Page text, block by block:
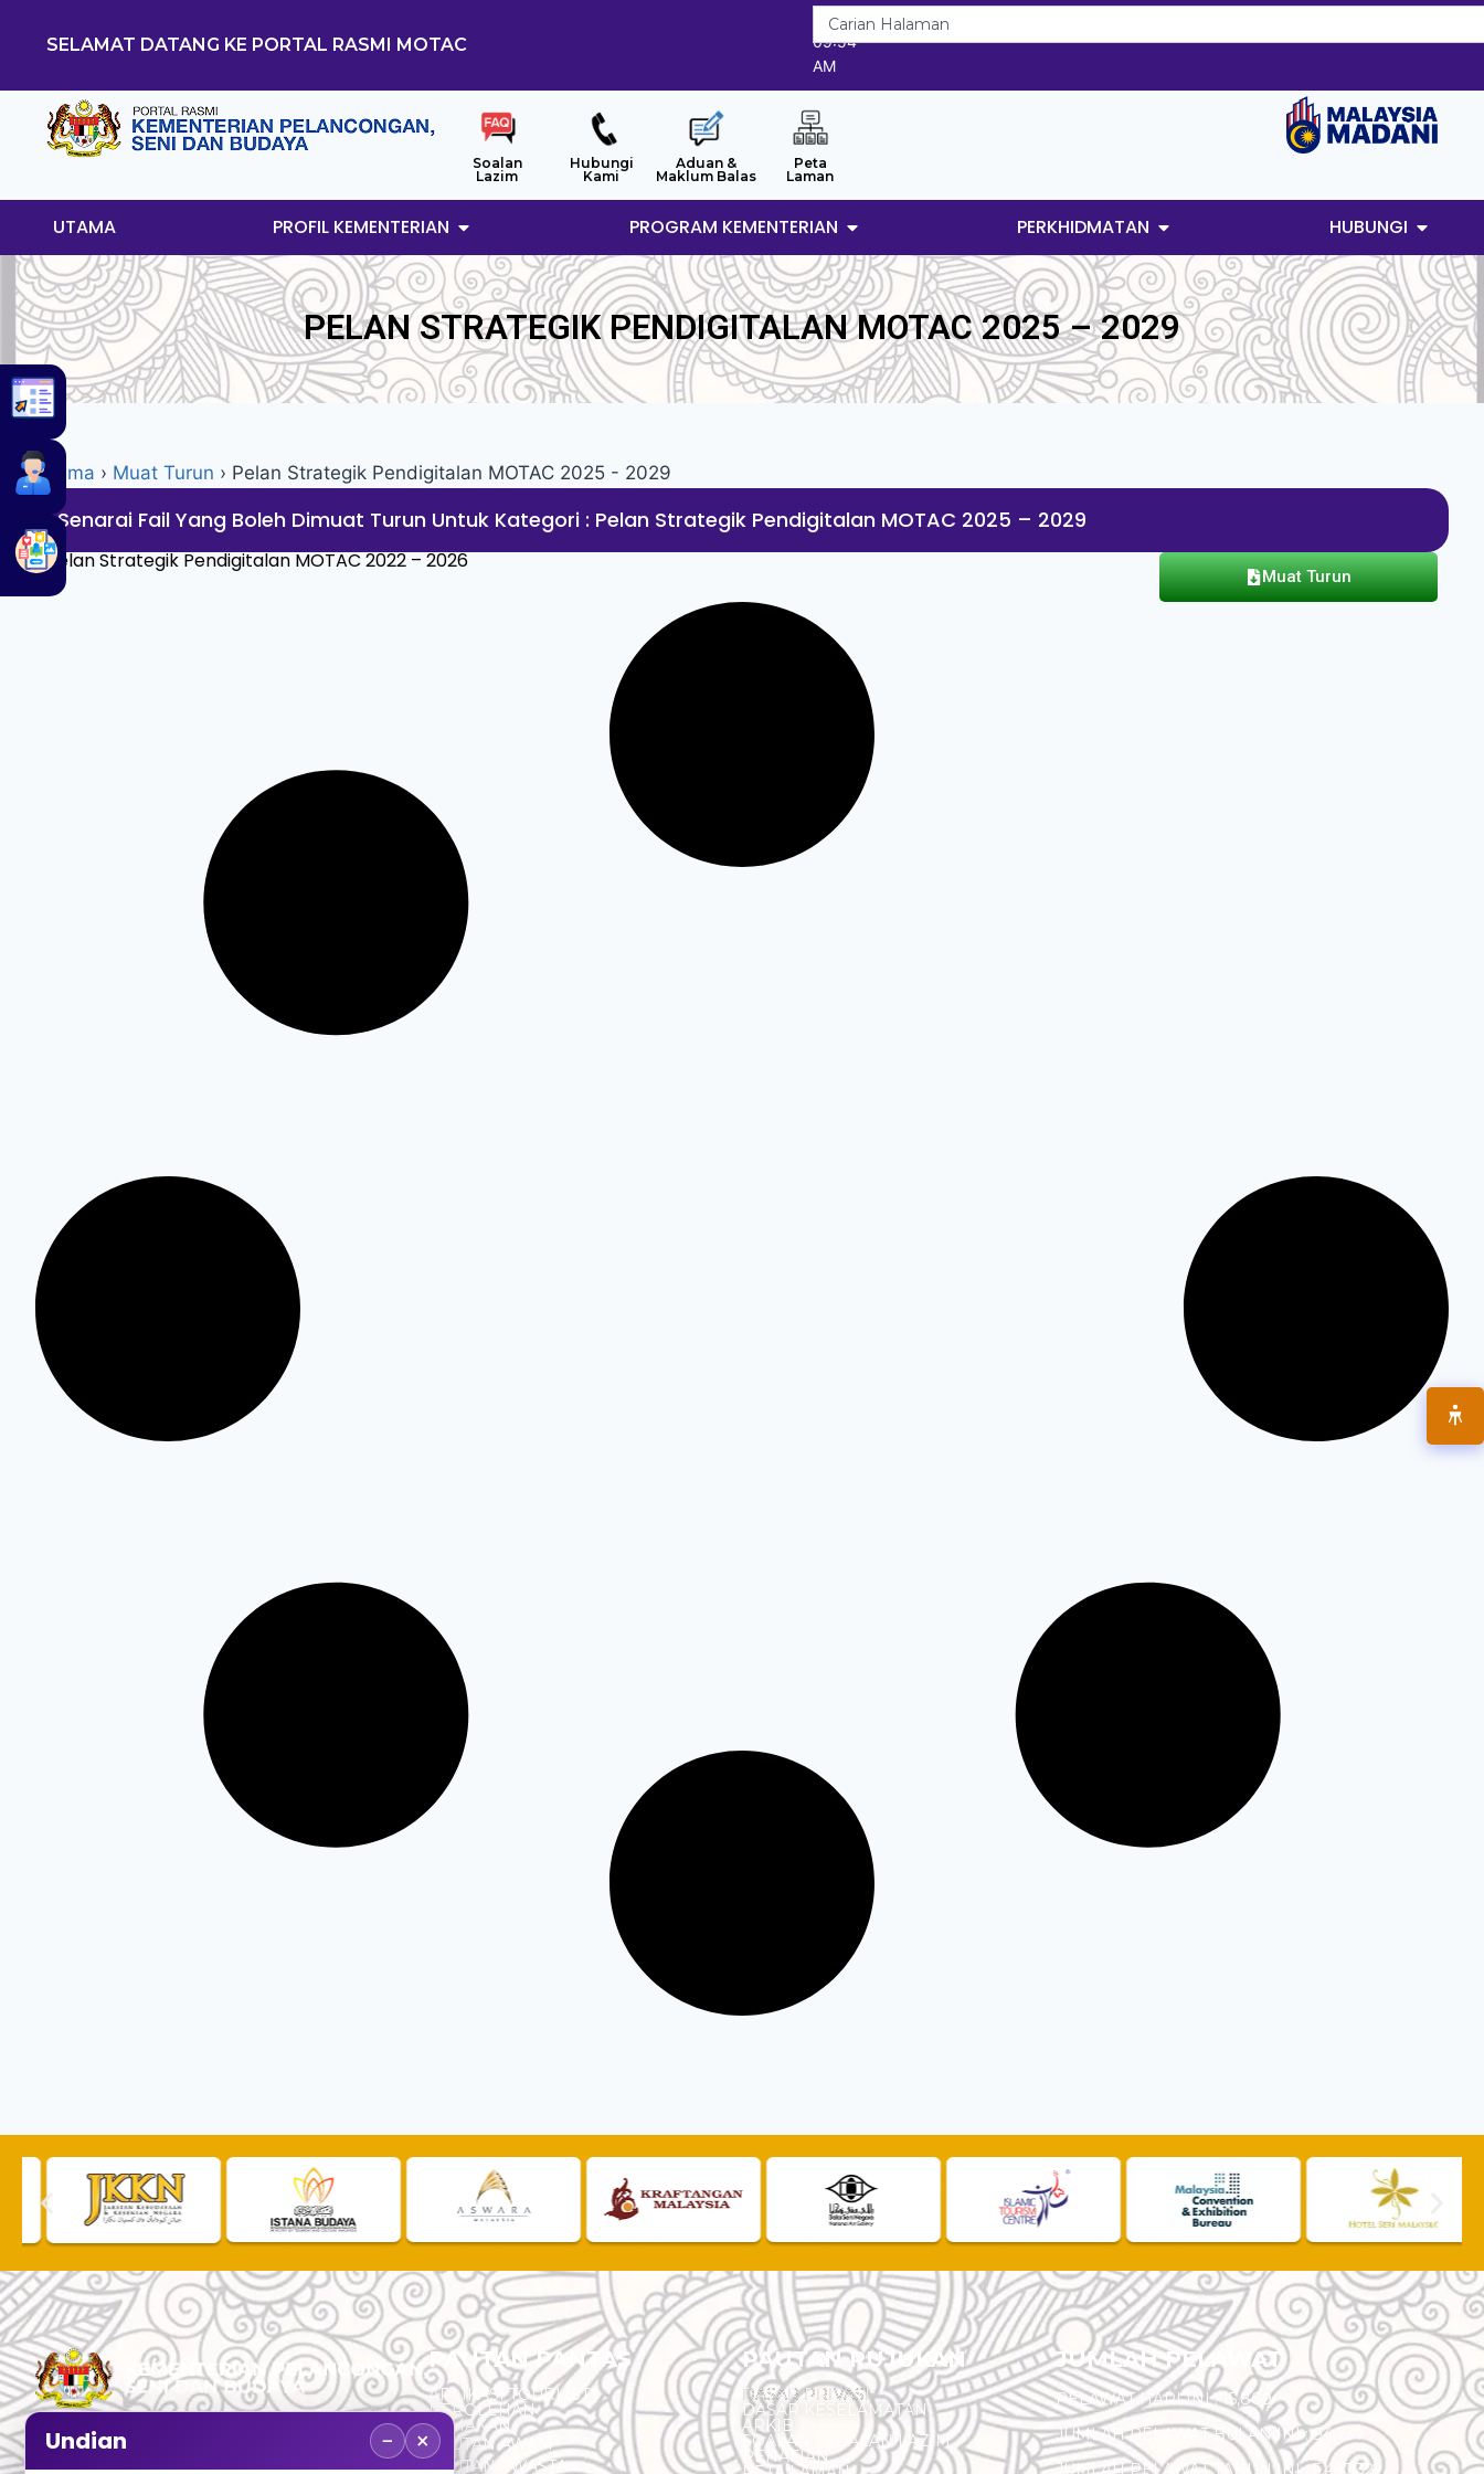
SELAMAT DATANG KE PORTAL RASMI MOTAC
6/8/2026
09:54
AM
Soalan
Lazim
Hubungi
Kami
Aduan &
Maklum Balas
Peta
Laman
UTAMA PROFIL KEMENTERIAN PROGRAM KEMENTERIAN PERKHIDMATAN HUBUNGI
PELAN STRATEGIK PENDIGITALAN MOTAC 2025 – 2029
Utama › Muat Turun › Pelan Strategik Pendigitalan MOTAC 2025 - 2029
Senarai Fail Yang Boleh Dimuat Turun Untuk Kategori : Pelan Strategik Pendigitalan MOTAC 2025 – 2029
Pelan Strategik Pendigitalan MOTAC 2022 – 2026
Muat Turun
No. 2, Menara 1, Jalan P5/6, Presint 5,
PAUTAN PANTAS
APLIKASI TOURLIST
PEROLEHAN
SEMAKAN
PAUTAN AWAM
PAUTAN SWASTA
PAUTAN RUJUKAN
DASAR PRIVASI
DASAR KESELAMATAN
ARKIB
SOALAN - SOALAN LAZIM
PENAFIAN
JUMLAH PELAWAT
PELAWAT HARI INI : 15,809
JUMLAH PELAWAT BULAN INI : 94,737
JUMLAH PELAWAT TAHUN INI : 5,497,322
Undian − ×